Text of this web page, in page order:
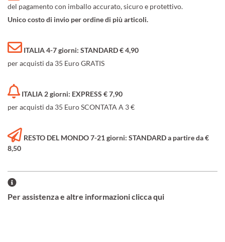
del pagamento con imballo accurato, sicuro e protettivo.
Unico costo di invio per ordine di più articoli.
ITALIA 4-7 giorni: STANDARD € 4,90
per acquisti da 35 Euro GRATIS
ITALIA 2 giorni: EXPRESS € 7,90
per acquisti da 35 Euro SCONTATA A 3 €
RESTO DEL MONDO 7-21 giorni: STANDARD a partire da €
8,50
Per assistenza e altre informazioni clicca qui